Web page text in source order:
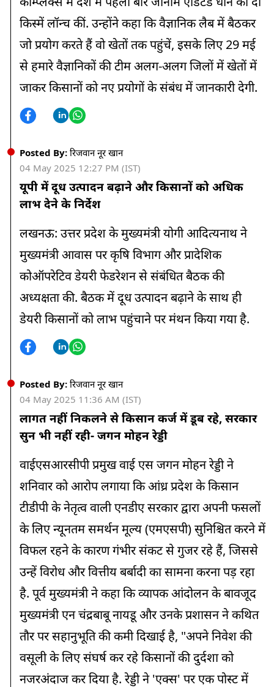
किस्में लॉन्च कीं. उन्होंने कहा कि वैज्ञानिक लैब में बैठकर
जो प्रयोग करते हैं वो खेतों तक पहुंचें, इसके लिए 29 मई
से हमारे वैज्ञानिकों की टीम अलग-अलग जिलों में खेतों में
जाकर किसानों को नए प्रयोगों के संबंध में जानकारी देगी.
Posted By: रिजवान नूर खान
04 May 2025 12:27 PM (IST)
यूपी में दूध उत्पादन बढ़ाने और किसानों को अधिक
लाभ देने के निर्देश
लखनऊ: उत्तर प्रदेश के मुख्यमंत्री योगी आदित्यनाथ ने
मुख्यमंत्री आवास पर कृषि विभाग और प्रादेशिक
कोऑपरेटिव डेयरी फेडरेशन से संबंधित बैठक की
अध्यक्षता की. बैठक में दूध उत्पादन बढ़ाने के साथ ही
डेयरी किसानों को लाभ पहुंचाने पर मंथन किया गया है.
Posted By: रिजवान नूर खान
04 May 2025 11:36 AM (IST)
लागत नहीं निकलने से किसान कर्ज में डूब रहे, सरकार
सुन भी नहीं रही- जगन मोहन रेड्डी
वाईएसआरसीपी प्रमुख वाई एस जगन मोहन रेड्डी ने
शनिवार को आरोप लगाया कि आंध्र प्रदेश के किसान
टीडीपी के नेतृत्व वाली एनडीए सरकार द्वारा अपनी फसलों
के लिए न्यूनतम समर्थन मूल्य (एमएसपी) सुनिश्चित करने में
विफल रहने के कारण गंभीर संकट से गुजर रहे हैं, जिससे
उन्हें विरोध और वित्तीय बर्बादी का सामना करना पड़ रहा
है. पूर्व मुख्यमंत्री ने कहा कि व्यापक आंदोलन के बावजूद
मुख्यमंत्री एन चंद्रबाबू नायडू और उनके प्रशासन ने कथित
तौर पर सहानुभूति की कमी दिखाई है, "अपने निवेश की
वसूली के लिए संघर्ष कर रहे किसानों की दुर्दशा को
नजरअंदाज कर दिया है. रेड्डी ने 'एक्स' पर एक पोस्ट में